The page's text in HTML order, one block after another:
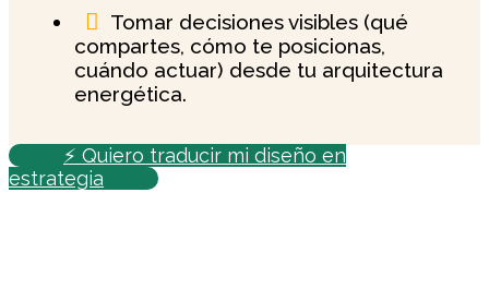
 Tomar decisiones visibles (qué
compartes, cómo te posicionas,
cuándo actuar) desde tu arquitectura
energética.
⚡ Quiero traducir mi diseño en
estrategia